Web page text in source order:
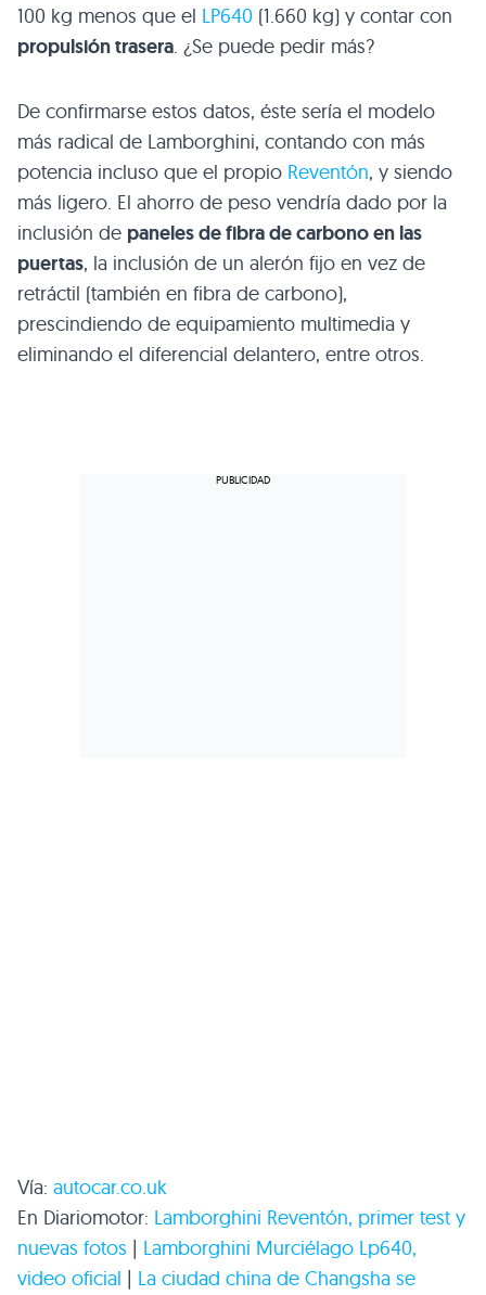
100 kg menos que el LP640 (1.660 kg) y contar con
propulsión trasera. ¿Se puede pedir más?
De confirmarse estos datos, éste sería el modelo
más radical de Lamborghini, contando con más
potencia incluso que el propio Reventón, y siendo
más ligero. El ahorro de peso vendría dado por la
inclusión de paneles de fibra de carbono en las
puertas, la inclusión de un alerón fijo en vez de
retráctil (también en fibra de carbono),
prescindiendo de equipamiento multimedia y
eliminando el diferencial delantero, entre otros.
Vía: autocar.co.uk
En Diariomotor: Lamborghini Reventón, primer test y
nuevas fotos | Lamborghini Murciélago Lp640,
video oficial | La ciudad china de Changsha se